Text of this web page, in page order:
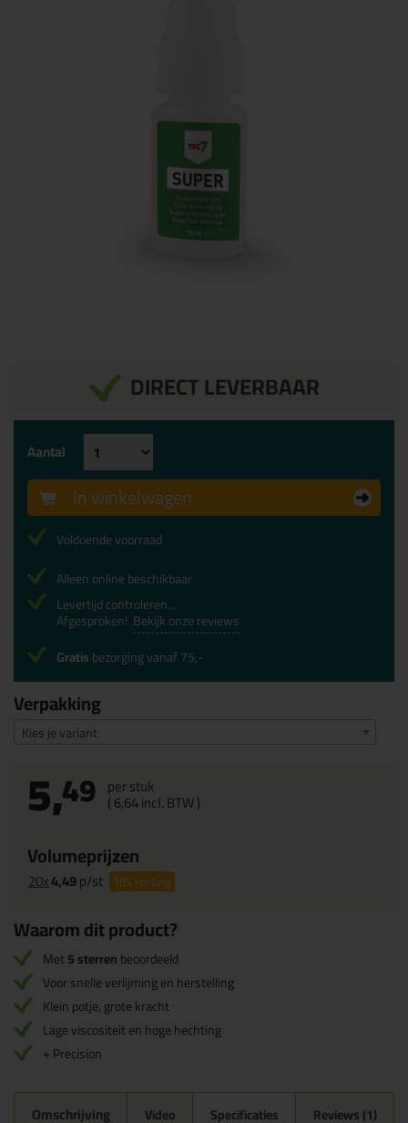
DIRECT LEVERBAAR
Verpakking
Kies je variant
5,49 per stuk
(6,64incl. BTW )
Volumeprijzen
20x4,49p/st 18%korting
Aantal
In winkelwagen
Voldoende voorraad
Alleen online beschikbaar
Levertijd controleren...
Afgesproken! Bekijk onze reviews
Gratisbezorging vanaf 75,-
Waarom dit product?
Met5 sterrenbeoordeeld
Voor snelle verlijming en herstelling
Klein potje, grote kracht
Lage viscositeit en hoge hechting
+ Precision
Omschrijving Video Specificaties Reviews (1)